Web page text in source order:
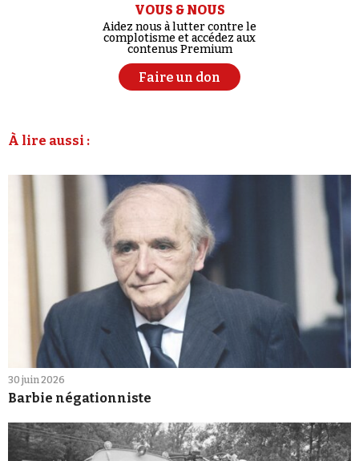
VOUS & NOUS
Aidez nous à lutter contre le
complotisme et accédez aux
contenus Premium
Faire un don
À lire aussi :
30 juin 2026
Barbie négationniste